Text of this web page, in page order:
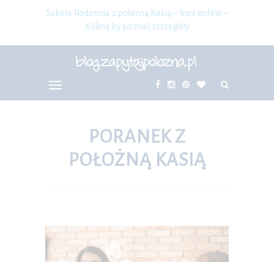
Szkoła Rodzenia z położną Kasią – kurs online –
Kliknij by poznać szczegóły
PORANEK Z
POŁOŻNĄ KASIĄ